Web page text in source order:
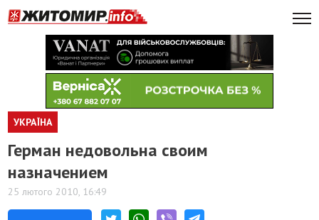
УКРАЇНА
Герман недовольна своим
назначением
25 лютого 2010, 16:49